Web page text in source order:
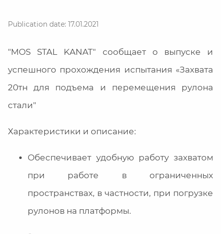
Publication date: 17.01.2021
"MOS STAL KANAT" сообщает о выпуске и
успешного прохождения испытания «Захвата
20тн для подъема и перемещения рулона
стали"
Характеристики и описание:
Обеспечивает удобную работу захватом
при работе в ограниченных
пространствах, в частности, при погрузке
рулонов на платформы.